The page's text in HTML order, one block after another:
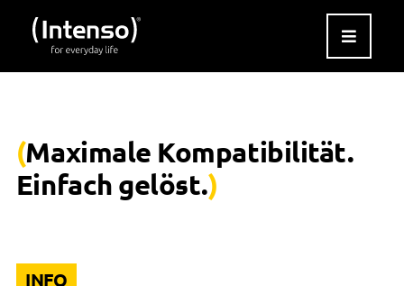
Inhalt
springen
(Maximale Kompatibilität.
Einfach gelöst.)
INFO